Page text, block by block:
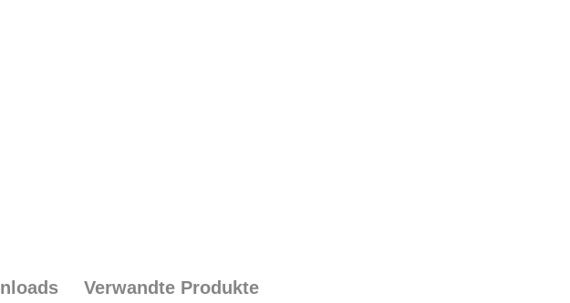
Verwandte Produkte